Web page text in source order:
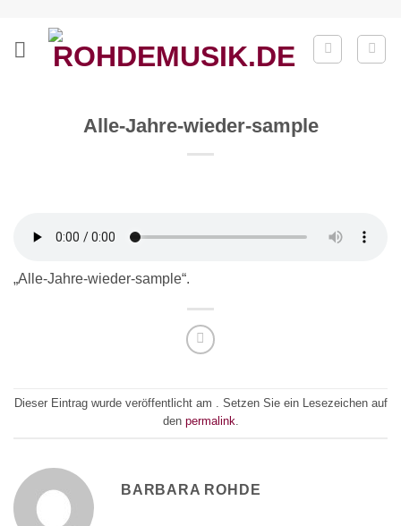
springen
Alle-Jahre-wieder-sample
„Alle-Jahre-wieder-sample“.
Dieser Eintrag wurde veröffentlicht am . Setzen Sie ein Lesezeichen auf
den permalink
BARBARA ROHDE